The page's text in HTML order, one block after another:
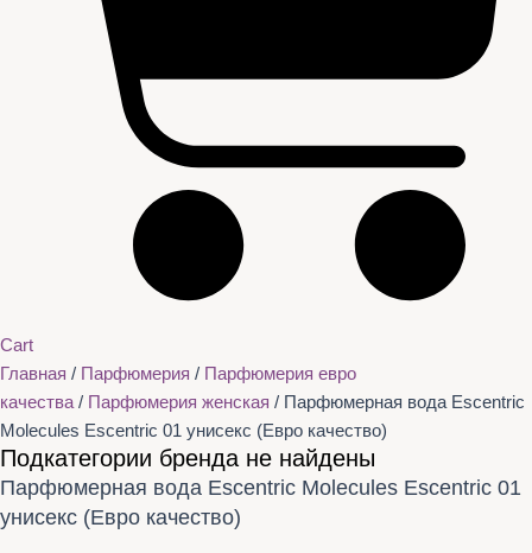
Cart
Главная / Парфюмерия / Парфюмерия евро
качества/ Парфюмерия женская / Парфюмерная вода Escentric
Molecules Escentric 01 унисекс (Евро качество)
Подкатегории бренда не найдены
Парфюмерная вода Escentric Molecules Escentric 01
унисекс (Евро качество)